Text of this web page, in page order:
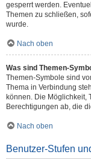
gesperrt werden.
Themen zu schließen,
wurde.
Nach oben
Was sind Themen-
Themen-Symbole sind
Thema in Verbindung
können. Die Möglichkeit,
Berechtigungen ab, die
Nach oben
Benutzer-Stufen